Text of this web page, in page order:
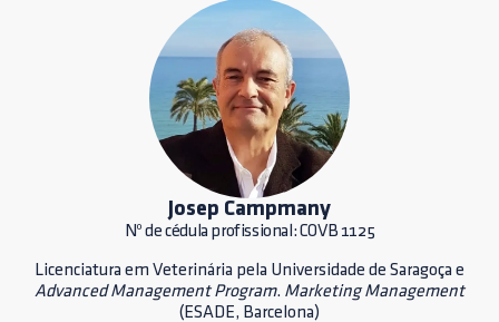
Josep Campmany
Nº de cédula profissional: COVB 1125
Licenciatura em Veterinária pela Universidade de Saragoça e
Advanced Management Program. Marketing Management
(ESADE, Barcelona)